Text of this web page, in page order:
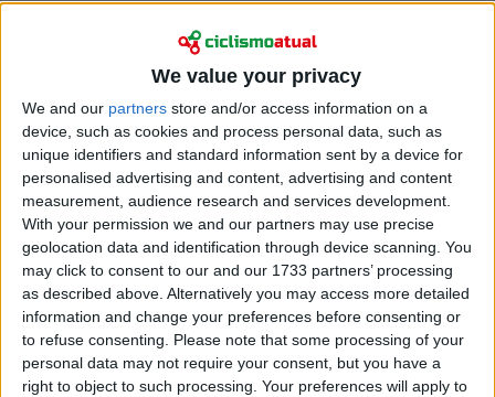
We value your privacy
We and our partners store and/or access information on a
device, such as cookies and process personal data, such as
unique identifiers and standard information sent by a device for
personalised advertising and content, advertising and content
measurement, audience research and services development.
With your permission we and our partners may use precise
geolocation data and identification through device scanning. You
may click to consent to our and our 1733 partners’ processing
as described above. Alternatively you may access more detailed
information and change your preferences before consenting or
to refuse consenting. Please note that some processing of your
personal data may not require your consent, but you have a
right to object to such processing. Your preferences will apply to
Em declarações no podcast De Grote Plaat
deixou claro que o dinamarquês, duas vezes
vencedor daVolta a França, tem todas as razões
para mudar de cenário se decidir alinhar no primeiro
Grand Tour da época.
De Cauwer não poupou nas palavras ao explicar por
que a opção faz sentido. “Talvez seja mais sensato ir
ao Giro, porque voltará ele a ganhar o Tour? Então é
preciso fazer escolhas”, disse.